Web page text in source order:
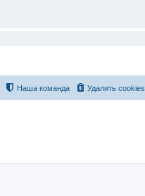
Удалить cookies
Наша команда